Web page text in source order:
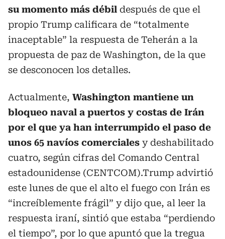
su momento más débil después de que el
propio Trump calificara de “totalmente
inaceptable” la respuesta de Teherán a la
propuesta de paz de Washington, de la que
se desconocen los detalles.
Actualmente, Washington mantiene un
bloqueo naval a puertos y costas de Irán
por el que ya han interrumpido el paso de
unos 65 navíos comerciales y deshabilitado
cuatro, según cifras del Comando Central
estadounidense (CENTCOM).Trump advirtió
este lunes de que el alto el fuego con Irán es
“increíblemente frágil” y dijo que, al leer la
respuesta iraní, sintió que estaba “perdiendo
el tiempo”, por lo que apuntó que la tregua